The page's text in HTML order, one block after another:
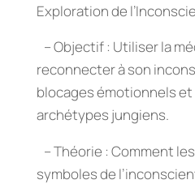
Exploration de
– Objectif : Utiliser la
reconnecter à son
blocages émotionnels
archétypes jungiens.
– Théorie : Comment
symboles de